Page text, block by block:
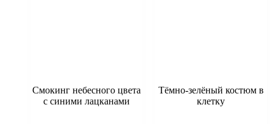
Смокинг небесного цвета
с синими лацканами
Тёмно-зелёный костюм в
клетку